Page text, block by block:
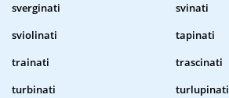
sverginati
svinati
sviolinati
tapinati
trainati
trascinati
turbinati
turlupinati